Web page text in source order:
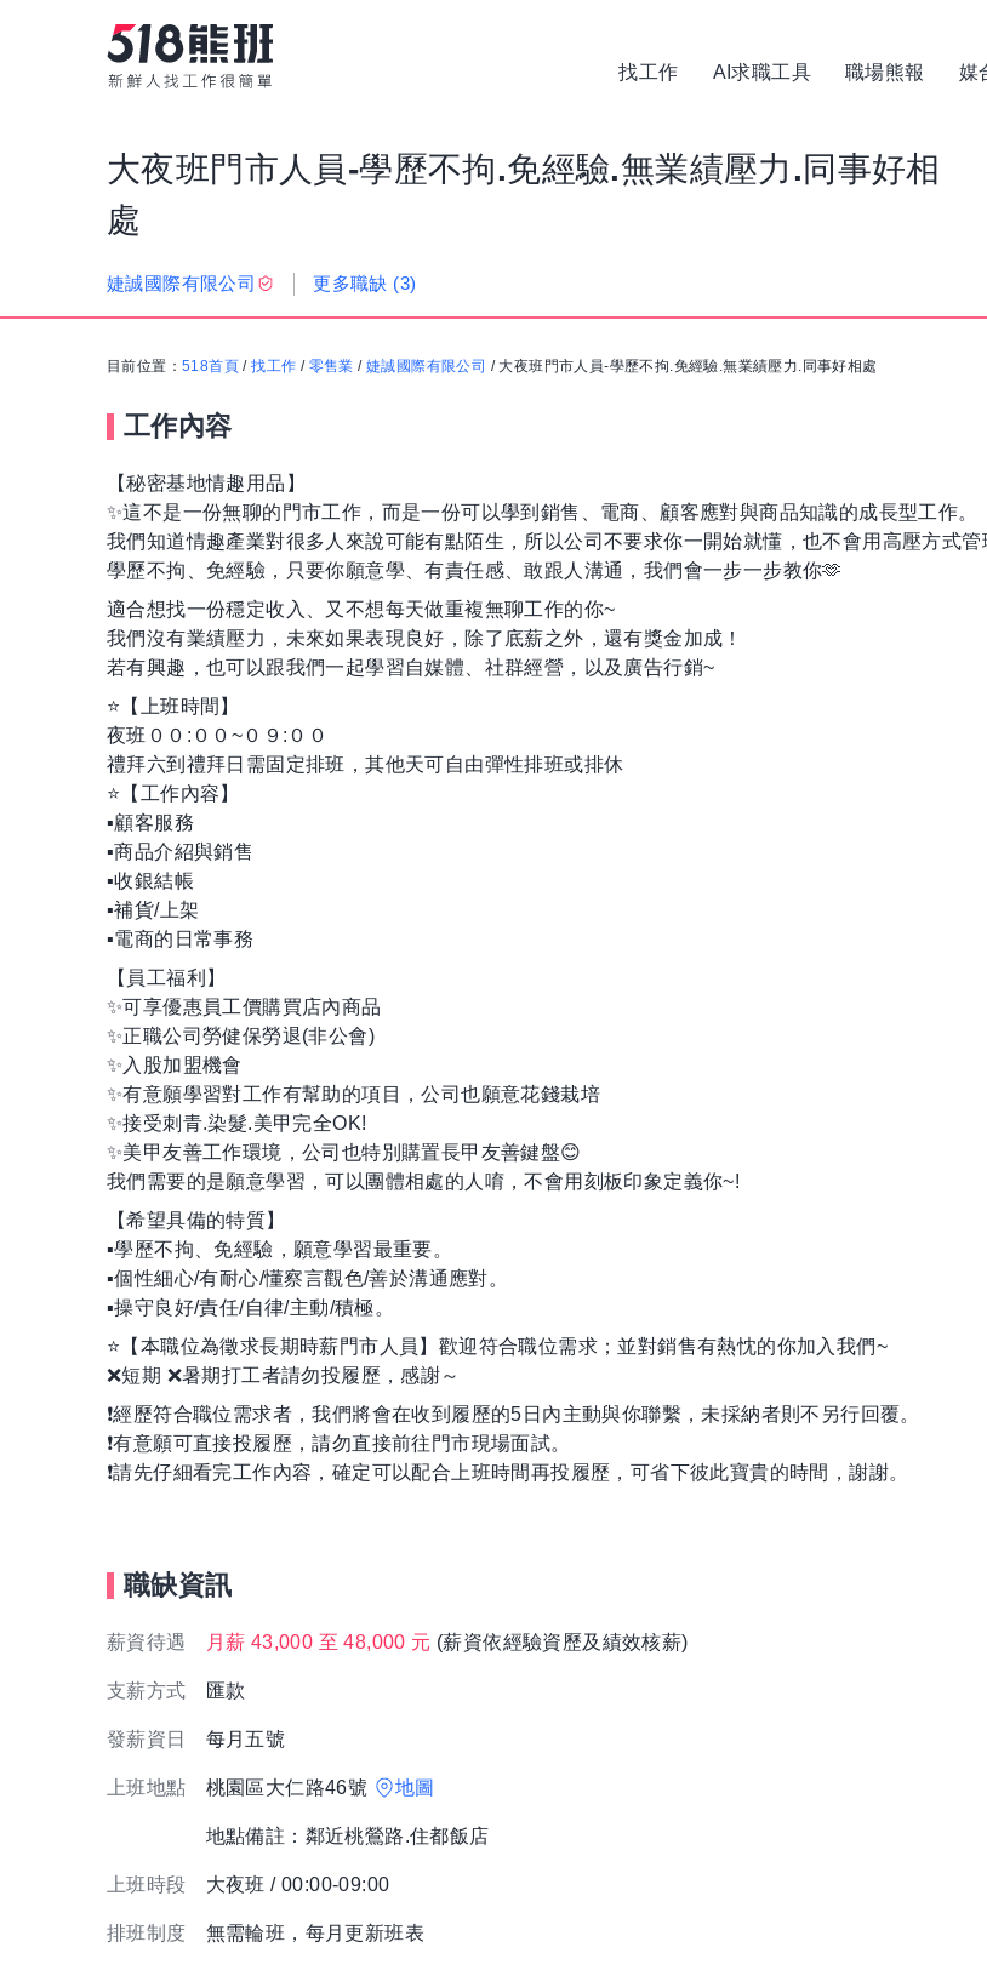
找工作 AI求職工具 職場熊報 媒
大夜班門市人員-學歷不拘.免經驗.無業績壓力.同事好相
處
婕誠國際有限公司 更多職缺 (3)
目前位置： 518首頁 /找工作 / 零售業 /婕誠國際有限公司 / 大夜班門市人員-學歷不拘.免經驗.無業績壓力.同事好相處
工作內容
【秘密基地情趣用品】
✨這不是一份無聊的門市工作，而是一份可以學到銷售、電商、顧客應對與商品知識的成長型工作。
我們知道情趣產業對很多人來說可能有點陌生，所以公司不要求你一開始就懂，也不會用高壓方式管
學歷不拘、免經驗，只要你願意學、有責任感、敢跟人溝通，我們會一步一步教你🫶
適合想找一份穩定收入、又不想每天做重複無聊工作的你~
我們沒有業績壓力，未來如果表現良好，除了底薪之外，還有獎金加成！
若有興趣，也可以跟我們一起學習自媒體、社群經營，以及廣告行銷~
⭐️【上班時間】
夜班００:００~０９:００
禮拜六到禮拜日需固定排班，其他天可自由彈性排班或排休
⭐️【工作內容】
▪️顧客服務
▪️商品介紹與銷售
▪️收銀結帳
▪️補貨/上架
▪️電商的日常事務
【員工福利】
✨可享優惠員工價購買店內商品
✨正職公司勞健保勞退(非公會)
✨入股加盟機會
✨有意願學習對工作有幫助的項目，公司也願意花錢栽培
✨接受刺青.染髮.美甲完全OK!
✨美甲友善工作環境，公司也特別購置長甲友善鍵盤😊
我們需要的是願意學習，可以團體相處的人唷，不會用刻板印象定義你~!
【希望具備的特質】
▪️學歷不拘、免經驗，願意學習最重要。
▪️個性細心/有耐心/懂察言觀色/善於溝通應對。
▪️操守良好/責任/自律/主動/積極。
⭐️【本職位為徵求長期時薪門市人員】歡迎符合職位需求；並對銷售有熱忱的你加入我們~
❌短期 ❌暑期打工者請勿投履歷，感謝～
❗️經歷符合職位需求者，我們將會在收到履歷的5日內主動與你聯繫，未採納者則不另行回覆。
❗️有意願可直接投履歷，請勿直接前往門市現場面試。
❗️請先仔細看完工作內容，確定可以配合上班時間再投履歷，可省下彼此寶貴的時間，謝謝。
職缺資訊
薪資待遇 月薪 43,000 至 48,000 元 (薪資依經驗資歷及績效核薪)
支薪方式 匯款
發薪資日 每月五號
上班地點 桃園區大仁路46號 地圖
地點備註：鄰近桃鶯路.住都飯店
上班時段 大夜班 / 00:00-09:00
排班制度 無需輪班，每月更新班表